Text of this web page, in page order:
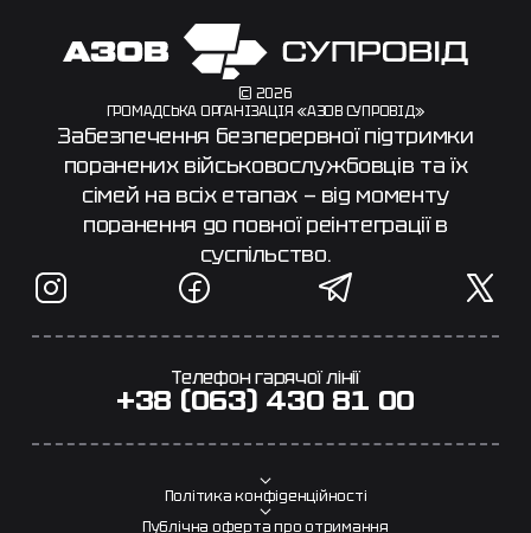
© 2026
ГРОМАДСЬКА ОРГАНІЗАЦІЯ «АЗОВ СУПРОВІД»
Забезпечення безперервної підтримки
поранених військовослужбовців та їх
сімей на всіх етапах — від моменту
поранення до повної реінтеграції в
суспільство.
Телефон гарячої лінії
+38 (063) 430 81 00
Політика конфіденційності
Публічна оферта про отримання